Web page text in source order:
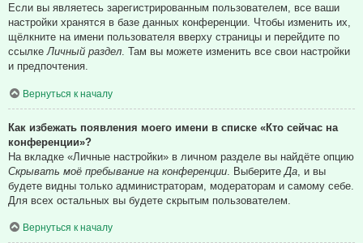
Если вы являетесь зарегистрированным пользователем, все ваши
настройки хранятся в базе данных конференции. Чтобы изменить их,
щёлкните на имени пользователя вверху страницы и перейдите по
ссылке Личный раздел . Там вы можете изменить все свои настройки
и предпочтения.
Вернуться к началу
Как избежать появления моего имени в списке «Кто сейчас на
конференции»?
На вкладке «Личные настройки» в личном разделе вы найдёте опцию
Скрывать моё пребывание на конференции . Выберите Да , и вы
будете видны только администраторам, модераторам и самому себе.
Для всех остальных вы будете скрытым пользователем.
Вернуться к началу